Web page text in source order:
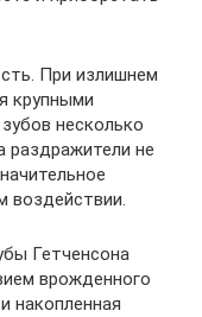
При излишнем
крупными
несколько
раздражители не
воздействии.
Гетченсона
врожденного
накопленная